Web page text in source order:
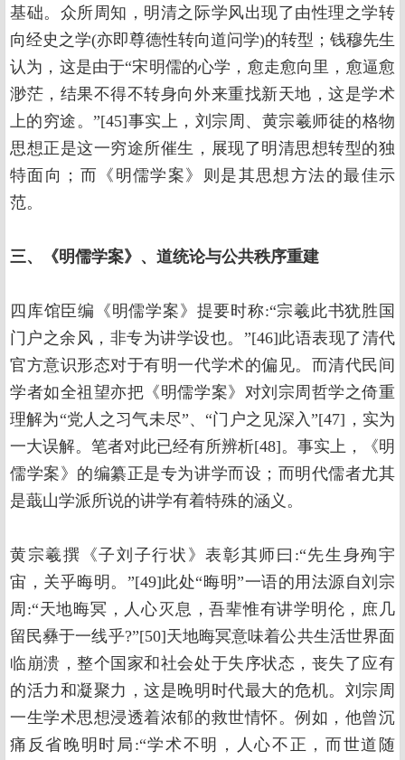
基础。众所周知，明清之际学风出现了由性理之学转
向经史之学(亦即尊德性转向道问学)的转型；钱穆先生
认为，这是由于“宋明儒的心学，愈走愈向里，愈逼愈
渺茫，结果不得不转身向外来重找新天地，这是学术
上的穷途。”[45]事实上，刘宗周、黄宗羲师徒的格物
思想正是这一穷途所催生，展现了明清思想转型的独
特面向；而《明儒学案》则是其思想方法的最佳示
范。
三、《明儒学案》、道统论与公共秩序重建
四库馆臣编《明儒学案》提要时称:“宗羲此书犹胜国
门户之余风，非专为讲学设也。”[46]此语表现了清代
官方意识形态对于有明一代学术的偏见。而清代民间
学者如全祖望亦把《明儒学案》对刘宗周哲学之倚重
理解为“党人之习气未尽”、“门户之见深入”[47]，实为
一大误解。笔者对此已经有所辨析[48]。事实上，《明
儒学案》的编纂正是专为讲学而设；而明代儒者尤其
是蕺山学派所说的讲学有着特殊的涵义。
黄宗羲撰《子刘子行状》表彰其师曰:“先生身殉宇
宙，关乎晦明。”[49]此处“晦明”一语的用法源自刘宗
周:“天地晦冥，人心灭息，吾辈惟有讲学明伦，庶几
留民彝于一线乎?”[50]天地晦冥意味着公共生活世界面
临崩溃，整个国家和社会处于失序状态，丧失了应有
的活力和凝聚力，这是晚明时代最大的危机。刘宗周
一生学术思想浸透着浓郁的救世情怀。例如，他曾沉
痛反省晚明时局:“学术不明，人心不正，而世道随